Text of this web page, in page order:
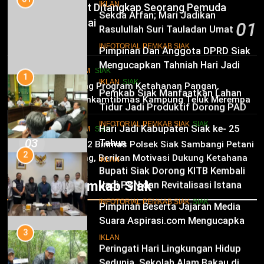
IKLAN
Pimpinan Dan Anggota DPRD Siak
Mengucapkan Tahniah Hari Jadi
Kabupaten Siak Ke-25 Tahun
IKLAN SIAK
11
Hari Jadi Kabupaten Siak ke- 25
Tahun
IKLAN
12
Pimpinan Beserta Jajaran Media
Suara Aspirasi.com Mengucapkan
Selamat HUT RI Ke-79
IKLAN
Tak Berkutik Saat Ditangkap Seorang Pemuda
Kampung Temusai
01
02
HUKRIM SIAK
Dukung Program Ketahanan Pangan,
Bhabinkamtibmas Kampung Teluk Merempan
Tinjau Tanaman Jagung Waga
03
HUKRIM SIAK
Panit 2 Binmas Polsek Siak Sambangi Petani
Jagung, Berikan Motivasi Dukung Ketahanan
Pangan Nasional
Infotorial Pemkab Siak
Sekda Arfan; Mari Jadikan
Rasulullah Suri Tauladan Umat
INFOTORIAL PEMKAB SIAK
1
Pemkab Siak Manfaatkan Lahan
Tidur Jadi Produktif Dorong PAD
dan Kesejahteraan Warga
INFOTORIAL PEMKAB SIAK SIAK
2
Bupati Siak Dorong KITB Kembali
Jadi PSN dan Revitalisasi Istana
Kesultanan Siak
INFOTORIAL PEMKAB SIAK SIAK
3
Peringati Hari Lingkungan Hidup
Sedunia, Sekolah Alam Bakau di